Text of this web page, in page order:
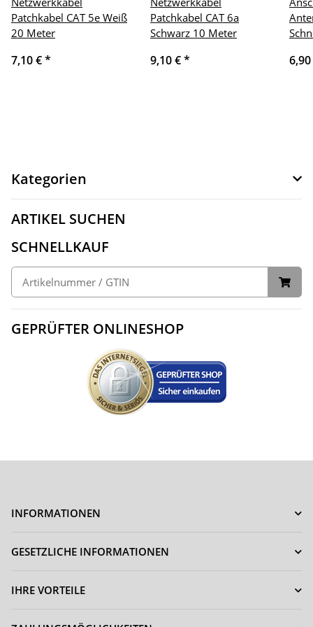
Patchkabel CAT 5e Weiß
20 Meter
7,10 €*
Patchkabel CAT 6a
Schwarz 10 Meter
9,10 €*
Kategorien
ARTIKEL SUCHEN
SCHNELLKAUF
GEPRÜFTER ONLINESHOP
INFORMATIONEN
GESETZLICHE INFORMATIONEN
IHRE VORTEILE